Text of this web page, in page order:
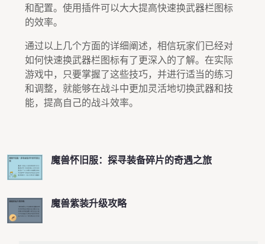
和配置。使用插件可以大大提高快速换武器栏图标
的效率。
通过以上几个方面的详细阐述，相信玩家们已经对
如何快速换武器栏图标有了更深入的了解。在实际
游戏中，只要掌握了这些技巧，并进行适当的练习
和调整，就能够在战斗中更加灵活地切换武器和技
能，提高自己的战斗效率。
魔兽怀旧服：探寻装备碎片的奇遇之旅
魔兽紫装升级攻略